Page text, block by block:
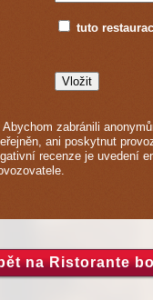
tuto
Abychom zabránili
ani poskytnut
recenze je uvedení
na Ristorante